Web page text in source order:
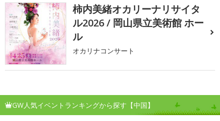
柿内美緒オカリーナリサイタ
ル2026 / 岡山県立美術館 ホー
ル
オカリナコンサート
GW人気イベントランキングから探す【中国】